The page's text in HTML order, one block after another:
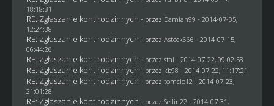
18:18:31
RE: Zgłaszanie kont rodzinnych - przez Damian99 - 2014-07-05,
12:24:38
RE: Zgłaszanie kont rodzinnych - przez Asteck666 - 2014-07-15,
06:44:26
RE: Zgłaszanie kont rodzinnych - przez stal - 2014-07-22, 09:02:53
RE: Zgłaszanie kont rodzinnych - przez kb98 - 2014-07-22, 11:17:21
RE: Zgłaszanie kont rodzinnych - przez tomcio12 - 2014-07-23,
21:01:28
RE: Zgłaszanie kont rodzinnych - przez Sellin22 - 2014-07-31,